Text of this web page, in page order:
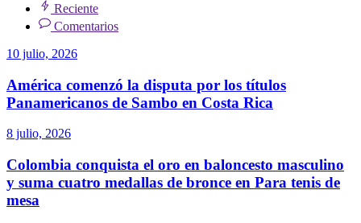
Reciente
Comentarios
10 julio, 2026
América comenzó la disputa por los títulos
Panamericanos de Sambo en Costa Rica
8 julio, 2026
Colombia conquista el oro en baloncesto masculino
y suma cuatro medallas de bronce en Para tenis de
mesa